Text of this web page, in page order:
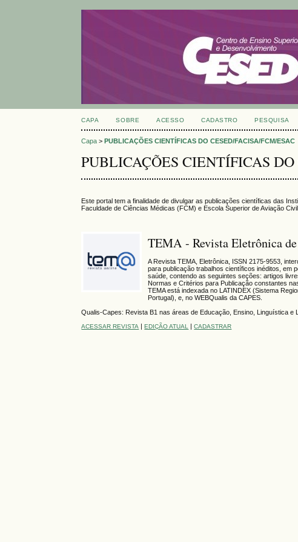
CAPA SOBRE ACESSO CADASTRO PESQUISA
Capa >PUBLICAÇÕES CIENTÍFICAS DO CESED/FACISA/FCM/ESAC
PUBLICAÇÕES CIENTÍFICAS
Este portal tem a finalidade de divulgar as publicações científicas das
Faculdade de Ciências Médicas (FCM) e Escola Superior de Aviação Civil
TEMA - Revista Eletrônica
A Revista TEMA, Eletrônica, ISSN 2175-9553,
para publicação trabalhos científicos inéditos, em
saúde, contendo as seguintes seções: artigos
Normas e Critérios para Publicação constantes
TEMA está indexada no LATINDEX (Sistema
Portugal), e, no WEBQualis da CAPES.
Qualis-Capes: Revista B1 nas áreas de Educação, Ensino, Linguística e
ACESSAR REVISTA |EDIÇÃO ATUAL |CADASTRAR